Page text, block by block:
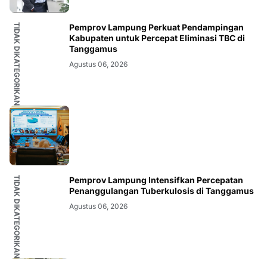
TIDAK DIKATEGORIKAN
Pemprov Lampung Perkuat Pendampingan
Kabupaten untuk Percepat Eliminasi TBC di
Tanggamus
Agustus 06, 2026
TIDAK DIKATEGORIKAN
Pemprov Lampung Intensifkan Percepatan
Penanggulangan Tuberkulosis di Tanggamus
Agustus 06, 2026